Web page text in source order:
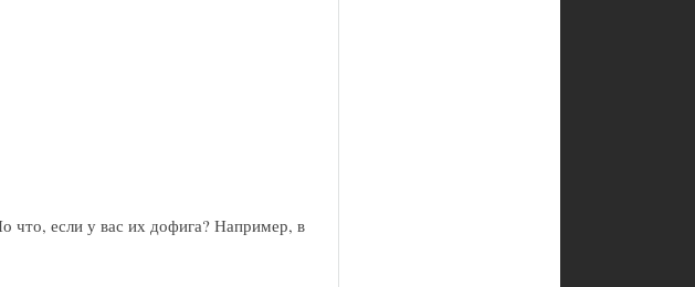
что, если у вас их дофига? Например, в